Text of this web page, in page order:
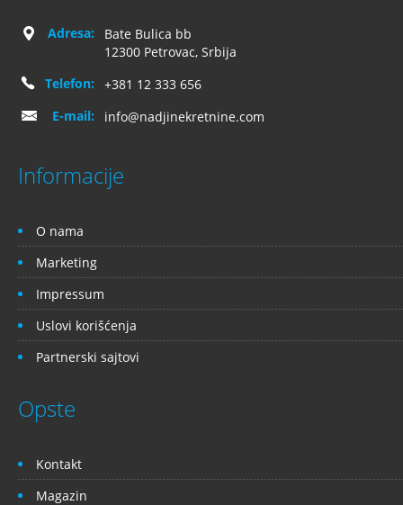
Adresa:
Bate Bulica bb
12300 Petrovac, Srbija
Telefon:
+381 12 333 656
E-mail:
info@nadjinekretnine.com
Informacije
O nama
Marketing
Impressum
Uslovi korišćenja
Partnerski sajtovi
Opste
Kontakt
Magazin